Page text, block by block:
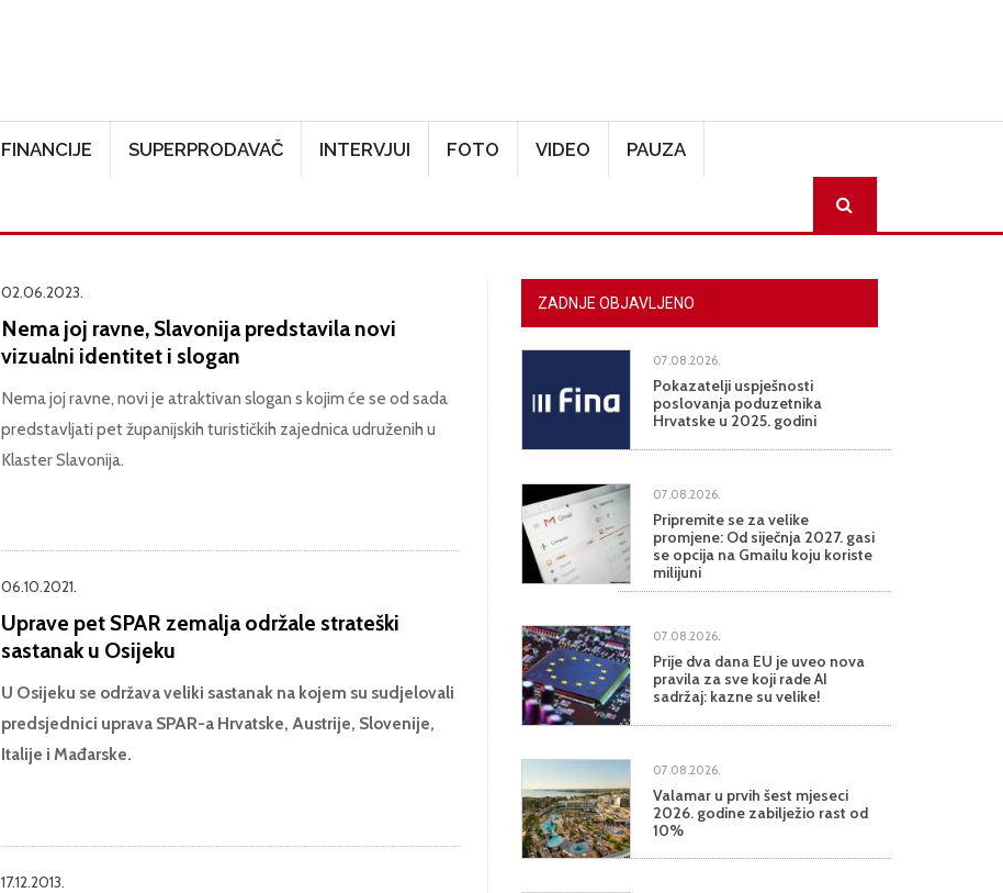
FINANCIJE SUPERPRODAVAČ INTERVJUI FOTO VIDEO PAUZA
02.06.2023.
Nema joj ravne, Slavonija predstavila novi
vizualni identitet i slogan
Nema joj ravne, novi je atraktivan slogan s kojim će se od sada
predstavljati pet županijskih turističkih zajednica udruženih u
Klaster Slavonija.
06.10.2021.
Uprave pet SPAR zemalja održale strateški
sastanak u Osijeku
U Osijeku se održava veliki sastanak na kojem su sudjelovali
predsjednici uprava SPAR-a Hrvatske, Austrije, Slovenije,
Italije i Mađarske.
17.12.2013.
ZADNJE OBJAVLJENO
07.08.2026.
Pokazatelji uspješnosti
poslovanja poduzetnika
Hrvatske u 2025. godini
07.08.2026.
Pripremite se za velike
promjene: Od siječnja 2027. gasi
se opcija na Gmailu koju koriste
milijuni
07.08.2026.
Prije dva dana EU je uveo nova
pravila za sve koji rade AI
sadržaj: kazne su velike!
07.08.2026.
Valamar u prvih šest mjeseci
2026. godine zabilježio rast od
10%